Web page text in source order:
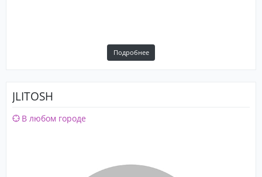
Подробнее
JLITOSH
В любом городе